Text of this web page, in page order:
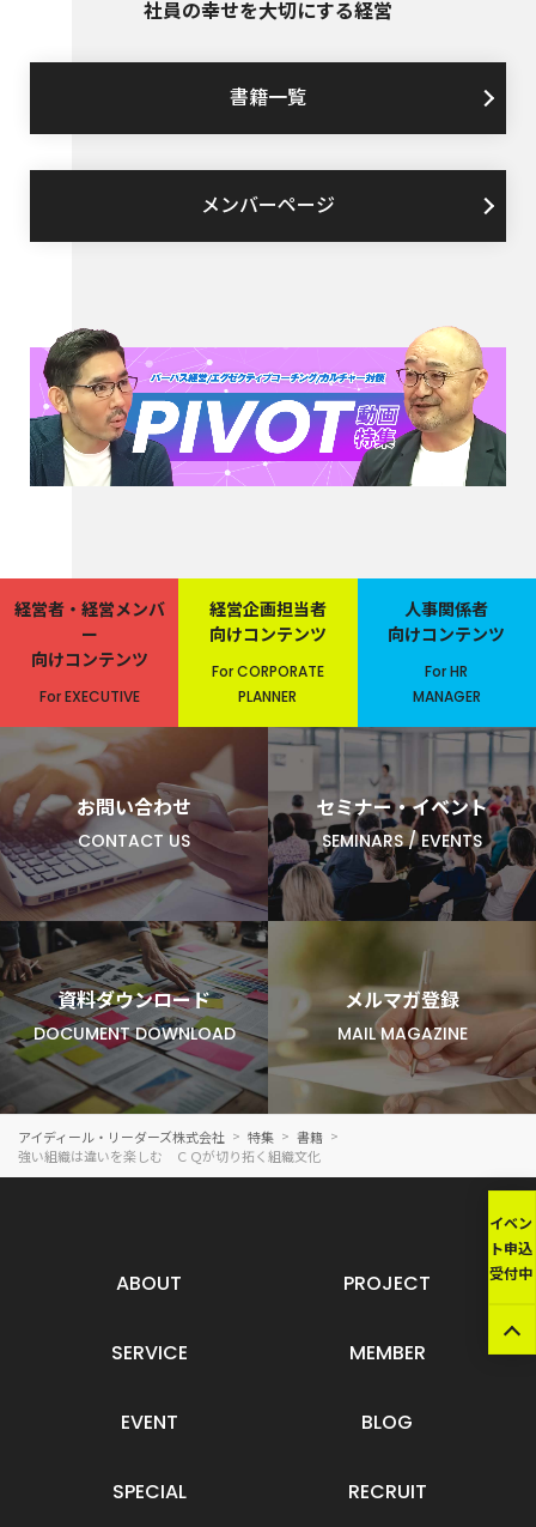
イベン
ト申込
受付中
社員の幸せを大切にする経営
書籍一覧
メンバーページ
経営者・経営メンバ
ー
向けコンテンツ
For EXECUTIVE
経営企画担当者
向けコンテンツ
For CORPORATE
PLANNER
人事関係者
向けコンテンツ
For HR
MANAGER
お問い合わせ
CONTACT US
セミナー・イベント
SEMINARS / EVENTS
資料ダウンロード
DOCUMENT DOWNLOAD
メルマガ登録
MAIL MAGAZINE
アイディール・リーダーズ株式会社 特集
書籍
強い組織は違いを楽しむ ＣＱが切り拓く組織文化
ABOUT PROJECT
SERVICE MEMBER
EVENT BLOG
SPECIAL RECRUIT